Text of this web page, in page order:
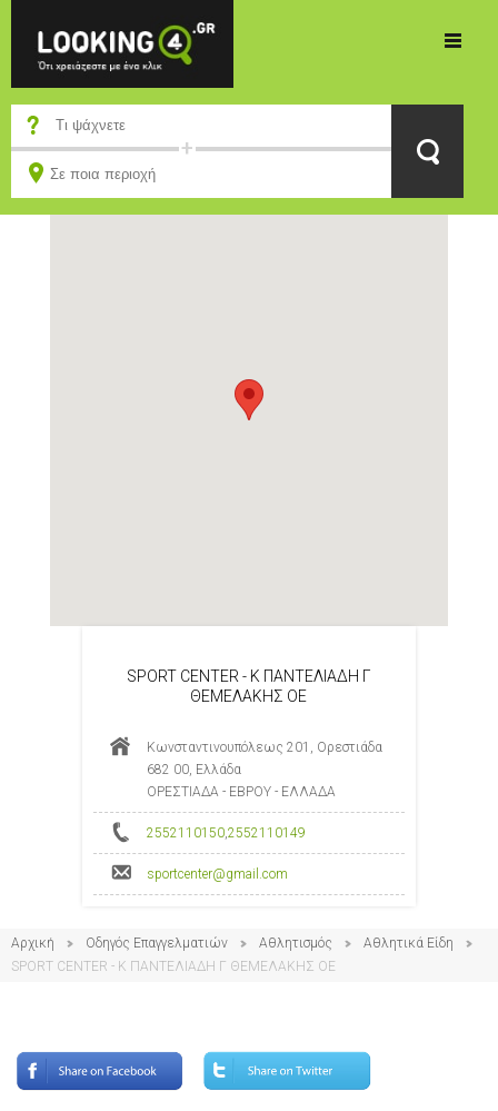
SPORT CENTER - Κ ΠΑΝΤΕΛΙΑΔΗ Γ
ΘΕΜΕΛΑΚΗΣ ΟΕ
Κωνσταντινουπόλεως 201, Ορεστιάδα
682 00, Ελλάδα
ΟΡΕΣΤΙΑΔΑ - ΕΒΡΟΥ - ΕΛΛΑΔΑ
2552110150,2552110149
sportcenter@gmail.com
Αρχική Οδηγός Επαγγελματιών Αθλητισμός
Αθλητικά Είδη
SPORT CENTER - Κ ΠΑΝΤΕΛΙΑΔΗ Γ ΘΕΜΕΛΑΚΗΣ ΟΕ